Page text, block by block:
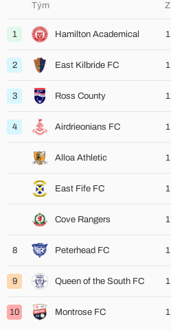
Tým Z
1 Hamilton Academical 1
2 East Kilbride FC 1
3 Ross County 1
4 Airdrieonians FC 1
Alloa Athletic 1
East Fife FC 1
Cove Rangers 1
8 Peterhead FC 1
9 Queen of the South FC 1
10 Montrose FC 1